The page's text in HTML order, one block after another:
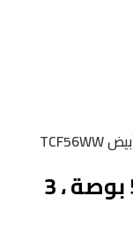
مروحة سقف تورنيدو 56 بوصة ، 3